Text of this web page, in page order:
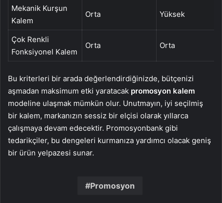
Mekanik Kurşun
Kalem
Orta Yüksek
Çok Renkli
Fonksiyonel Kalem
Orta Orta
Bu kriterleri bir arada değerlendirdiğinizde, bütçenizi
aşmadan maksimum etki yaratacak promosyon kalem
modeline ulaşmak mümkün olur. Unutmayın, iyi seçilmiş
bir kalem, markanızın sessiz bir elçisi olarak yıllarca
çalışmaya devam edecektir. Promosyonbank gibi
tedarikçiler, bu dengeleri kurmanıza yardımcı olacak geniş
bir ürün yelpazesi sunar.
Promosyon